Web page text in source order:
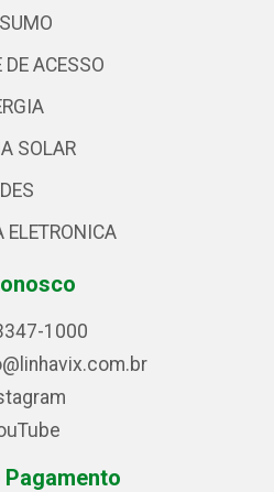
DE ACESSO
SOLAR
ELETRONICA
1000